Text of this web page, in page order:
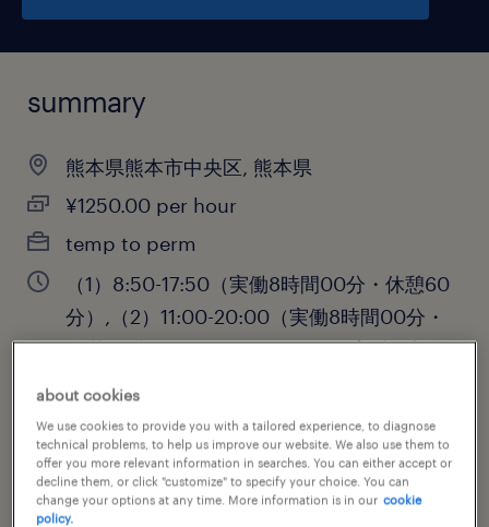
summary
熊本県熊本市中央区, 熊本県
¥1250.00 per hour
temp to perm
（1）8:50-17:50（実働8時間00分・休憩60
分）,（2）11:00-20:00（実働8時間00分・
休憩60分）,（3）12:30-21:30（実働8時間
00分・休憩60分）
job category
sales
about cookies
We use cookies to provide you with a tailored experience, to diagnose
technical problems, to help us improve our website. We also use them to
offer you more relevant information in searches. You can either accept or
decline them, or click "customize" to specify your choice. You can
change your options at any time. More information is in our cookie
policy.